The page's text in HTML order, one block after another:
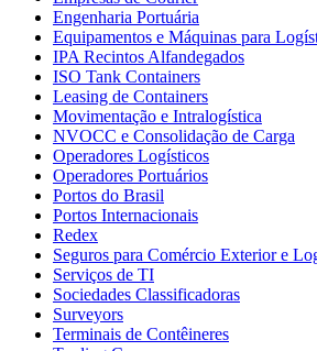
Engenharia Portuária
Equipamentos e Máquinas para
IPA Recintos Alfandegados
ISO Tank Containers
Leasing de Containers
Movimentação e Intralogística
NVOCC e Consolidação de Carga
Operadores Logísticos
Operadores Portuários
Portos do Brasil
Portos Internacionais
Redex
Seguros para Comércio Exterior e
Serviços de TI
Sociedades Classificadoras
Surveyors
Terminais de Contêineres